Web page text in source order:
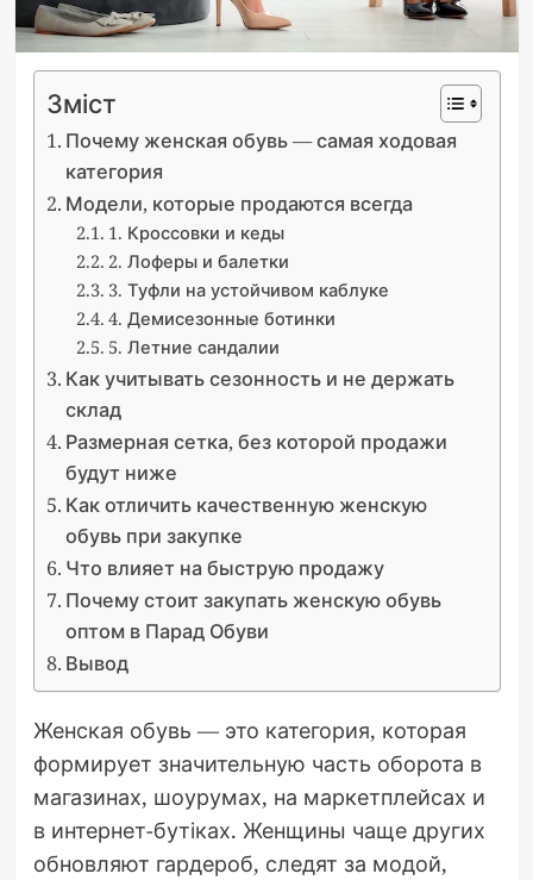
Зміст
Почему женская обувь — самая ходовая
категория
Модели, которые продаются всегда
1. Кроссовки и кеды
2. Лоферы и балетки
3. Туфли на устойчивом каблуке
4. Демисезонные ботинки
5. Летние сандалии
Как учитывать сезонность и не держать
склад
Размерная сетка, без которой продажи
будут ниже
Как отличить качественную женскую
обувь при закупке
Что влияет на быструю продажу
Почему стоит закупать женскую обувь
оптом в Парад Обуви
Вывод
Женская обувь — это категория, которая
формирует значительную часть оборота в
магазинах, шоурумах, на маркетплейсах и
в интернет-бутіках. Женщины чаще других
обновляют гардероб, следят за модой,